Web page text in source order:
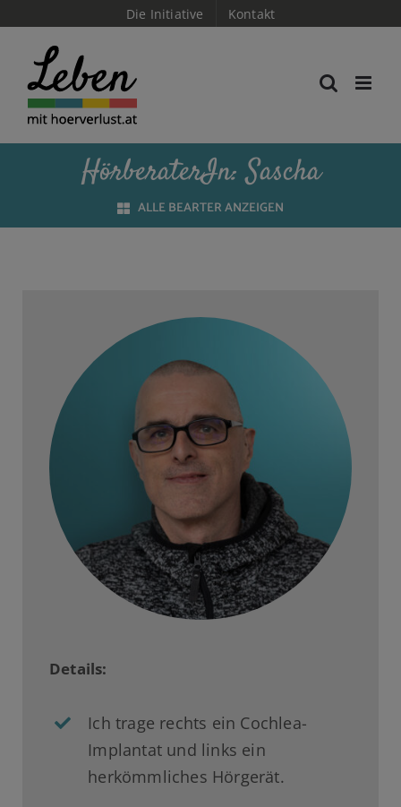
content
Die Initiative Kontakt
HörberaterIn: Sascha
ALLE BEARTER ANZEIGEN
Details:
Ich trage rechts ein Cochlea-
Implantat und links ein
herkömmliches Hörgerät.